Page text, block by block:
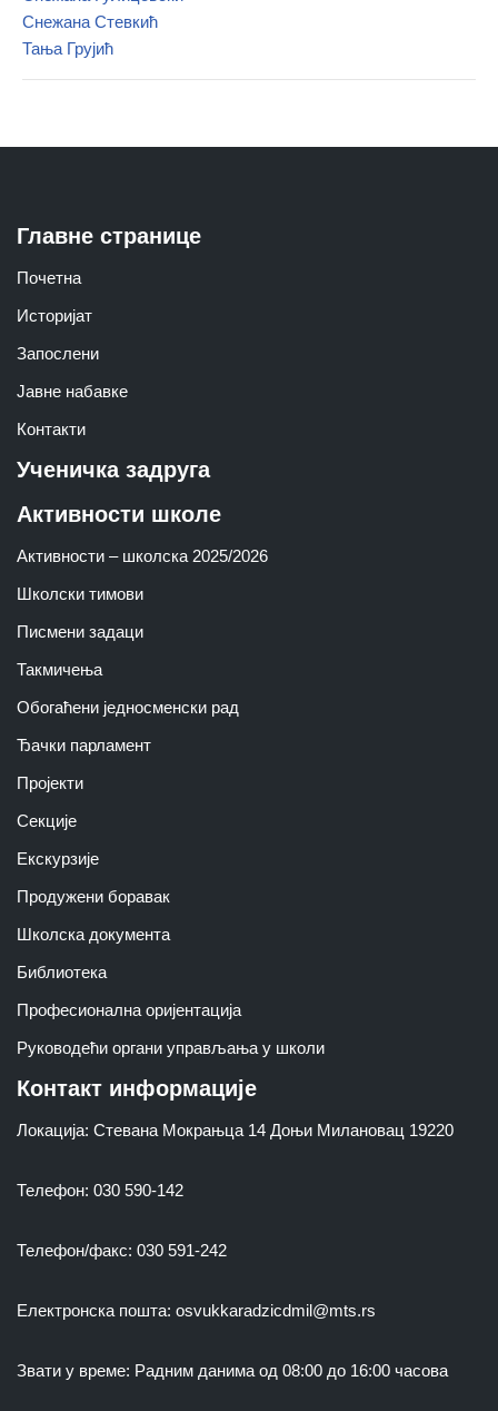
Снежана Стевкић
Тања Грујић
Главне странице
Почетна
Историјат
Запослени
Јавне набавке
Контакти
Ученичка задруга
Активности школе
Активности – школска 2025/2026
Школски тимoви
Писмени задаци
Такмичења
Обогаћени једносменски рад
Ђачки парламент
Пројекти
Секције
Екскурзије
Продужени боравак
Школска документа
Библиотека
Професионална оријентација
Руководећи органи управљања у школи
Контакт информације
Локација: Стевана Мокрањца 14 Доњи Милановац 19220
Телефон: 030 590-142
Телефон/факс: 030 591-242
Електронска пошта: osvukkaradzicdmil@mts.rs
Звати у време: Радним данима од 08:00 до 16:00 часова